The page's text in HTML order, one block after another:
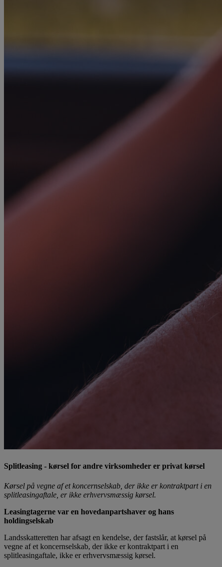
Splitleasing - kørsel for andre virksomheder er privat kørsel
Kørsel på vegne af et koncernselskab, der ikke er kontraktpart i en
splitleasingaftale, er ikke erhvervsmæssig kørsel.
Leasingtagerne var en hovedanpartshaver og hans
holdingselskab
Landsskatteretten har afsagt en kendelse, der fastslår, at kørsel på
vegne af et koncernselskab, der ikke er kontraktpart i en
splitleasingaftale, ikke er erhvervsmæssig kørsel.